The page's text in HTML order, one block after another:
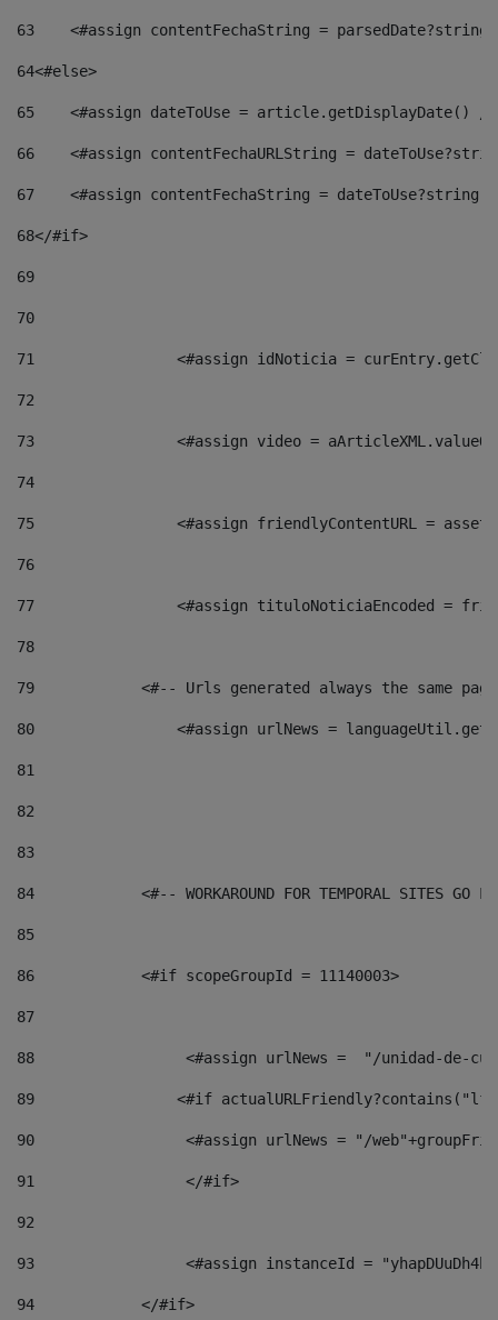
63
<#assign contentFechaString =
64<#else>
65
<#assign dateToUse = article.getDisplayDate()
66
<#assign contentFechaURLString =
67
<#assign contentFechaString =
68</#if>
69
70
71
<#assign idNoticia =
72
73
<#assign video =
74
75
<#assign friendlyContentURL =
76
77
<#assign tituloNoticiaEncoded =
78
79
<#-- Urls generated always the same
80
<#assign urlNews =
81
82
83
84
<#-- WORKAROUND FOR TEMPORAL SITES GO
85
86
            <#if scopeGroupId = 11140003>
87
88
<#assign urlNews =  "/unidad-de-
89
<#if
90
<#assign urlNews = "/
91
                 </#if>
92
93
<#assign instanceId =
94
            </#if>